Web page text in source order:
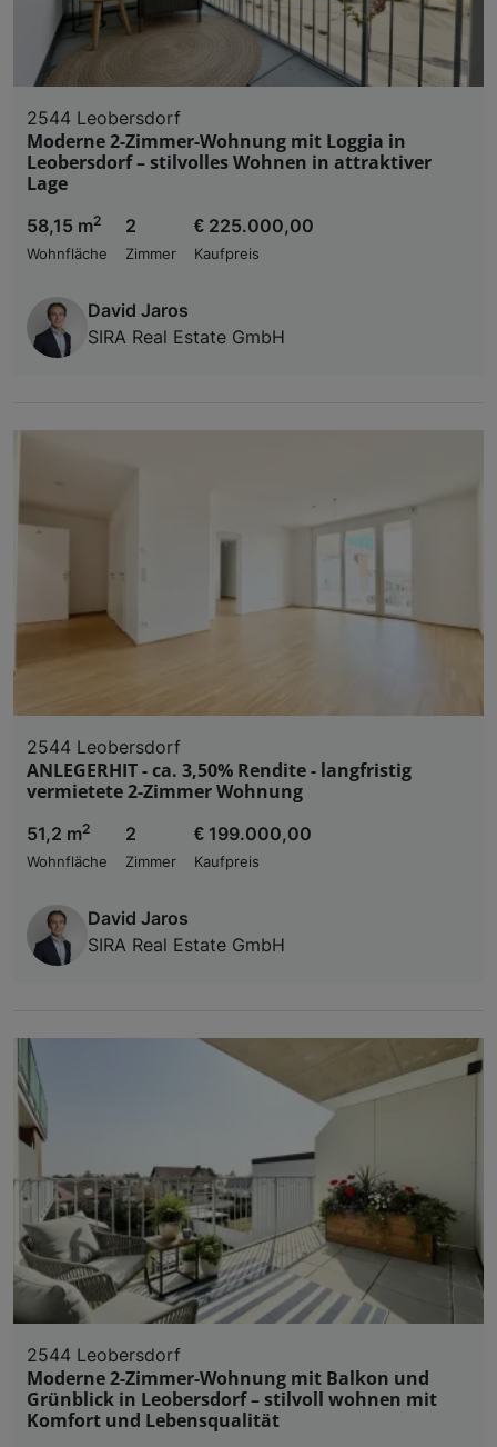
2544 Leobersdorf
Moderne 2-Zimmer-Wohnung mit Loggia in
Leobersdorf – stilvolles Wohnen in attraktiver
Lage
58,15 m2
Wohnfläche
2
Zimmer
€ 225.000,00
Kaufpreis
David Jaros
SIRA Real Estate GmbH
2544 Leobersdorf
ANLEGERHIT - ca. 3,50% Rendite - langfristig
vermietete 2-Zimmer Wohnung
51,2 m2
Wohnfläche
2
Zimmer
€ 199.000,00
Kaufpreis
David Jaros
SIRA Real Estate GmbH
2544 Leobersdorf
Moderne 2-Zimmer-Wohnung mit Balkon und
Grünblick in Leobersdorf – stilvoll wohnen mit
Komfort und Lebensqualität